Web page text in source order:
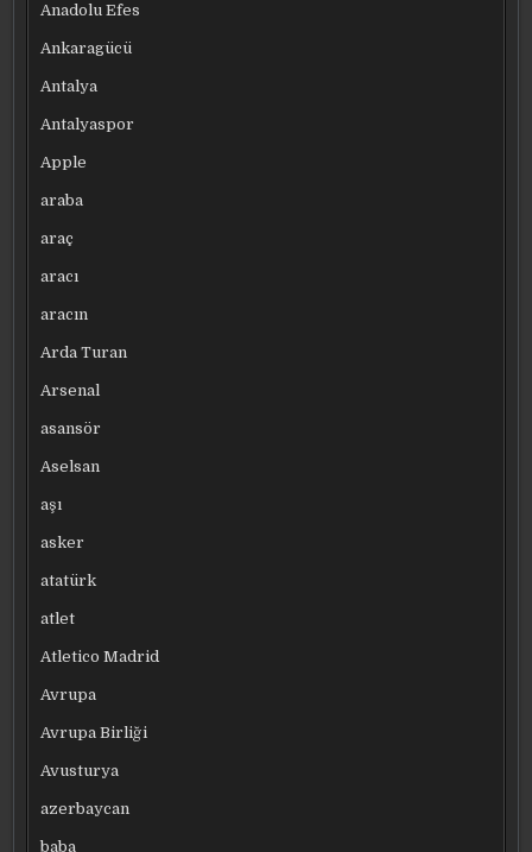
Anadolu Efes
Ankaragücü
Antalya
Antalyaspor
Apple
araba
araç
aracı
aracın
Arda Turan
Arsenal
asansör
Aselsan
aşı
asker
atatürk
atlet
Atletico Madrid
Avrupa
Avrupa Birliği
Avusturya
azerbaycan
baba